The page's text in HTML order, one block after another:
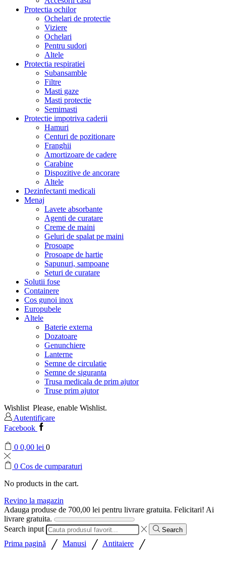
Protectia ochilor
Ochelari de protectie
Viziere
Ochelari
Pentru sudori
Altele
Protectia respiratiei
Subansamble
Filtre
Masti gaze
Masti protectie
Semimasti
Protectie impotriva caderii
Hamuri
Centuri de pozitionare
Franghii
Amortizoare de cadere
Carabine
Dispozitive de ancorare
Altele
Dezinfectanti medicali
Menaj
Lavete absorbante
Agenti de curatare
Creme de maini
Geluri de spalat pe maini
Prosoape
Prosoape de hartie
Sapunuri, sampoane
Seturi de curatare
Solutii fose
Containere
Cos gunoi inox
Europubele
Altele
Baterie externa
Dozatoare
Genunchiere
Lanterne
Semne de circulatie
Semne de siguranta
Trusa medicala de prim ajutor
Truse prim ajutor
Wishlist Please, enable Wishlist.
Autentificare
Facebook
0 0,00 lei 0
0 Cos de cumparaturi
No products in the cart.
Revino la magazin
Adauga produse de 700,00 lei pentru livrare gratuita. Felicitari! Ai
livrare gratuita.
Search input
Search
Prima pagină / Manusi / Antitaiere /